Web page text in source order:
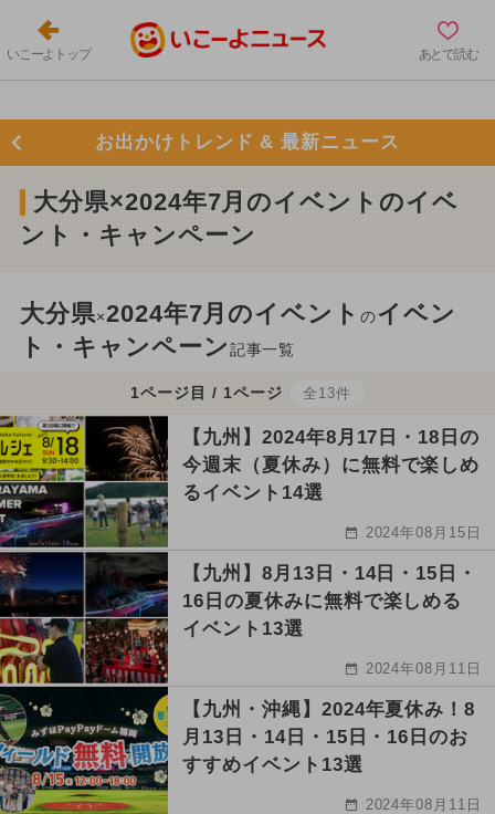
いこーよトップ あとで読む
お出かけトレンド & 最新ニュース
大分県×2024年7月のイベントのイベ
ント・キャンペーン
大分県×2024年7月のイベントのイベン
ト・キャンペーン記事一覧
1ページ目 / 1ページ 全13件
【九州】2024年8月17日・18日の
今週末（夏休み）に無料で楽しめ
るイベント14選
2024年08月15日
【九州】8月13日・14日・15日・
16日の夏休みに無料で楽しめる
イベント13選
2024年08月11日
【九州・沖縄】2024年夏休み！8
月13日・14日・15日・16日のお
すすめイベント13選
2024年08月11日